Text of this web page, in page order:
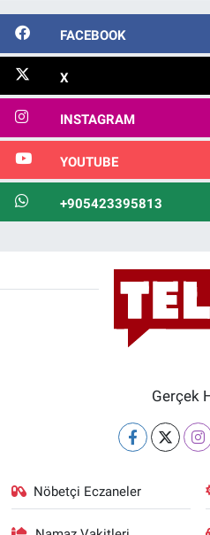
FACEBOOK
X
INSTAGRAM
YOUTUBE
+905423395813
Gerçek
Nöbetçi Eczaneler